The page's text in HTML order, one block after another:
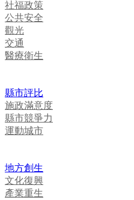
社福政策
公共安全
觀光
交通
醫療衛生
縣市評比
施政滿意度
縣市競爭力
運動城市
地方創生
文化復興
產業重生